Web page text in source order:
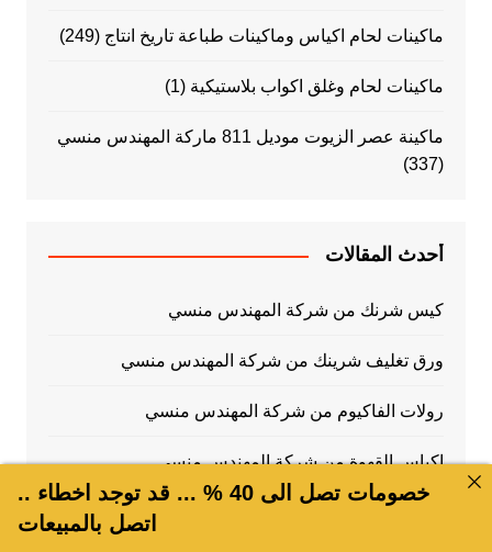
ماكينات لحام اكياس وماكينات طباعة تاريخ انتاج (249)
ماكينات لحام وغلق اكواب بلاستيكية (1)
ماكينة عصر الزيوت موديل 811 ماركة المهندس منسي
(337)
أحدث المقالات
كيس شرنك من شركة المهندس منسي
ورق تغليف شرينك من شركة المهندس منسي
رولات الفاكيوم من شركة المهندس منسي
اكياس القهوة من شركة المهندس منسي
طبات الالومنيوم من شركة المهندس منسي
خصومات تصل الى 40 % ... قد توجد اخطاء ..
اتصل بالمبيعات